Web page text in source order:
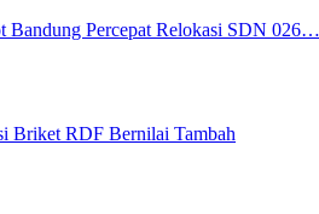
Bandung Percepat Relokasi SDN 026…
Briket RDF Bernilai Tambah